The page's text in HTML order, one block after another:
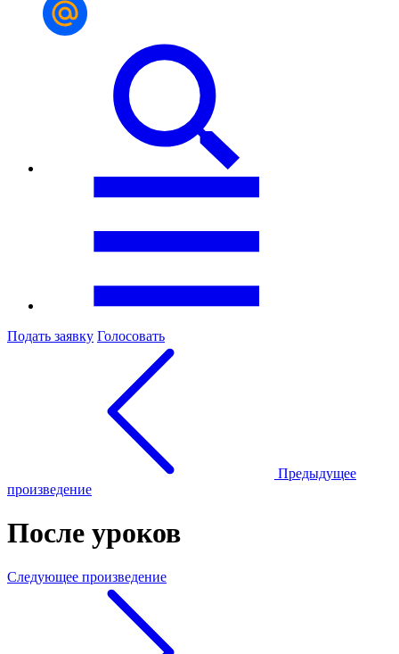
Подать заявку Голосовать
Предыдущее
произведение
После уроков
Следующее произведение